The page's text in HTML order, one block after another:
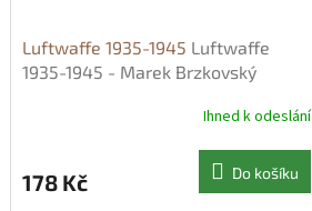
Luftwaffe 1935-1945 Luftwaffe
1935-1945 - Marek Brzkovský
Ihned k odeslání
178 Kč Do košíku